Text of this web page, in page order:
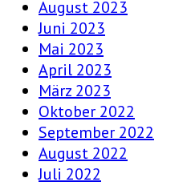
August 2023
Juni 2023
Mai 2023
April 2023
März 2023
Oktober 2022
September 2022
August 2022
Juli 2022